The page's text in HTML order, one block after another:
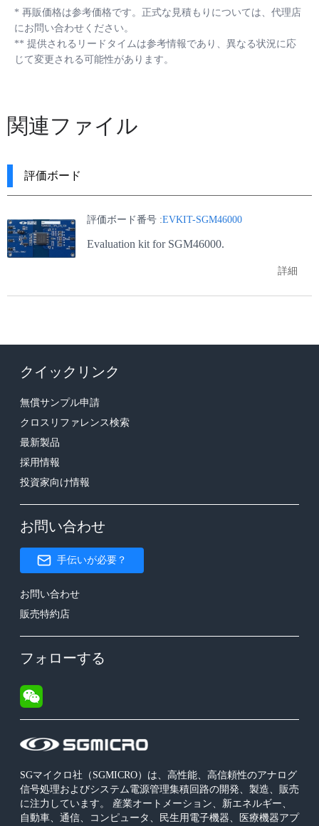
* 再販価格は参考価格です。正式な見積もりについては、代理店
にお問い合わせください。
** 提供されるリードタイムは参考情報であり、異なる状況に応
じて変更される可能性があります。
関連ファイル
評価ボード
評価ボード番号 :EVKIT-SGM46000
Evaluation kit for SGM46000.
詳細
SGマイクロ社（SGMICRO）は、高性能、高信頼性のアナログ
信号処理およびシステム電源管理集積回路の開発、製造、販売
に注力しています。 産業オートメーション、新エネルギー、
自動車、通信、コンピュータ、民生用電子機器、医療機器アプ
クイックリンク
無償サンプル申請
クロスリファレンス検索
最新製品
採用情報
投資家向け情報
お問い合わせ
手伝いが必要？
お問い合わせ
販売特約店
フォローする